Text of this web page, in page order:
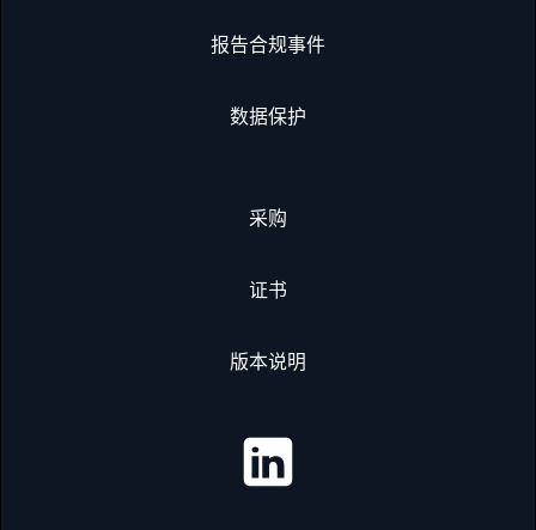
报告合规事件
数据保护
采购
证书
版本说明